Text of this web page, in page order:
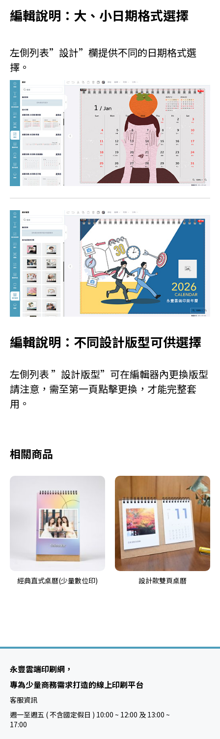
編輯說明：大、小日期格式選擇
左側列表”設計”欄提供不同的日期格式選
擇。
編輯說明：不同設計版型可供選擇
左側列表 ”設計版型”可在編輯器內更換版型
請注意，需至第一頁點擊更換，才能完整套
用。
相關商品
經典直式桌曆(少量數位印) 設計款雙頁桌曆
永豐雲端印刷網，
專為少量商務需求打造的線上印刷平台
客服資訊
週一至週五 ( 不含國定假日 ) 10:00 ~ 12:00 及 13:00 ~
17:00